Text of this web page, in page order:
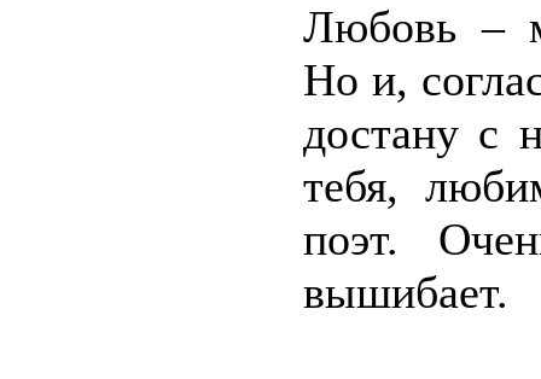
Любовь –
Но и,
достану с
тебя,
поэт.
вышибает.